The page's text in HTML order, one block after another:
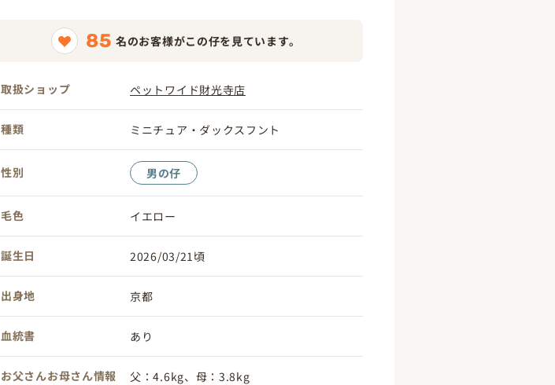
85 名のお客様がこの仔を見ています。
取扱ショップ ペットワイド財光寺店
種類 ミニチュア・ダックスフント
性別 男の仔
毛色 イエロー
誕生日 2026/03/21頃
出身地 京都
血統書 あり
お父さんお母さん情報 父：4.6kg、母：3.8kg